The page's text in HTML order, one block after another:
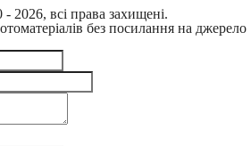
2026, всі права захищені.
без посилання на джерело